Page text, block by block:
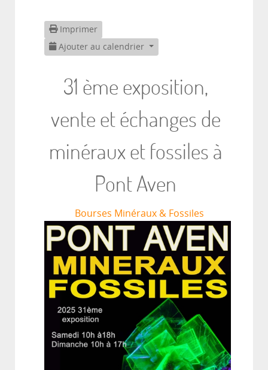
Imprimer
Ajouter au calendrier
31 ème exposition,
vente et échanges de
minéraux et fossiles à
Pont Aven
Bourses Minéraux & Fossiles